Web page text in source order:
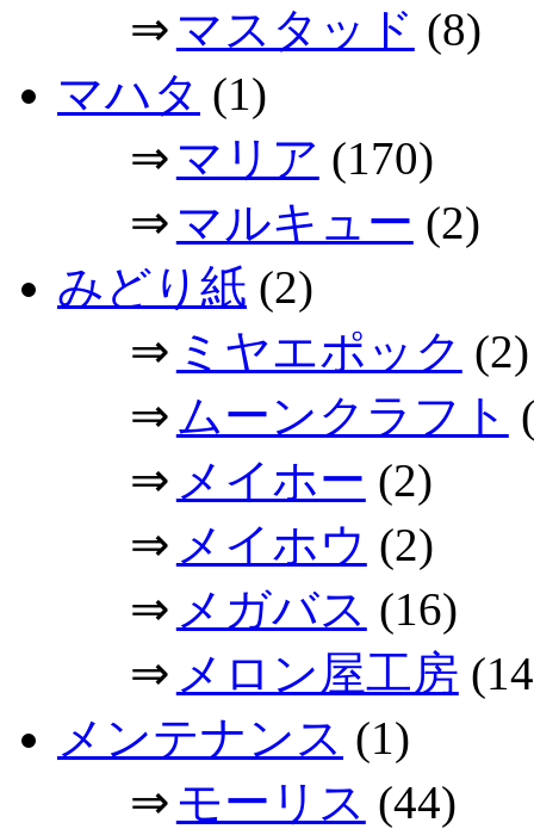
⇒ マスタッド (8)
マハタ (1)
⇒ マリア (170)
⇒ マルキュー (2)
みどり紙 (2)
⇒ ミヤエポック (2)
⇒ ムーンクラフト
⇒ メイホー (2)
⇒ メイホウ (2)
⇒ メガバス (16)
⇒ メロン屋工房
メンテナンス (1)
⇒ モーリス (44)